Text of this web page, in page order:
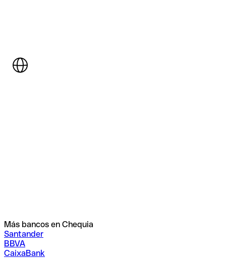
Más bancos en Chequia
Santander
BBVA
CaixaBank